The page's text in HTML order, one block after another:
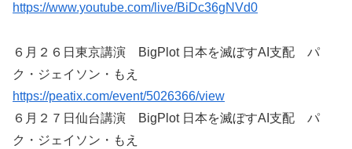
https://www.youtube.com/live/BiDc36gNVd0
６月２６日東京講演 BigPlot 日本を滅ぼすAI支配 パ
ク・ジェイソン・もえ
https://peatix.com/event/5026366/view
６月２７日仙台講演 BigPlot 日本を滅ぼすAI支配 パ
ク・ジェイソン・もえ